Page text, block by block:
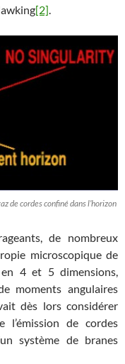
[2].
de cordes confiné dans l’horizon
de nombreux
microscopique de
4 et 5 dimensions,
moments angulaires
dès lors considérer
l’émission de cordes
système de branes